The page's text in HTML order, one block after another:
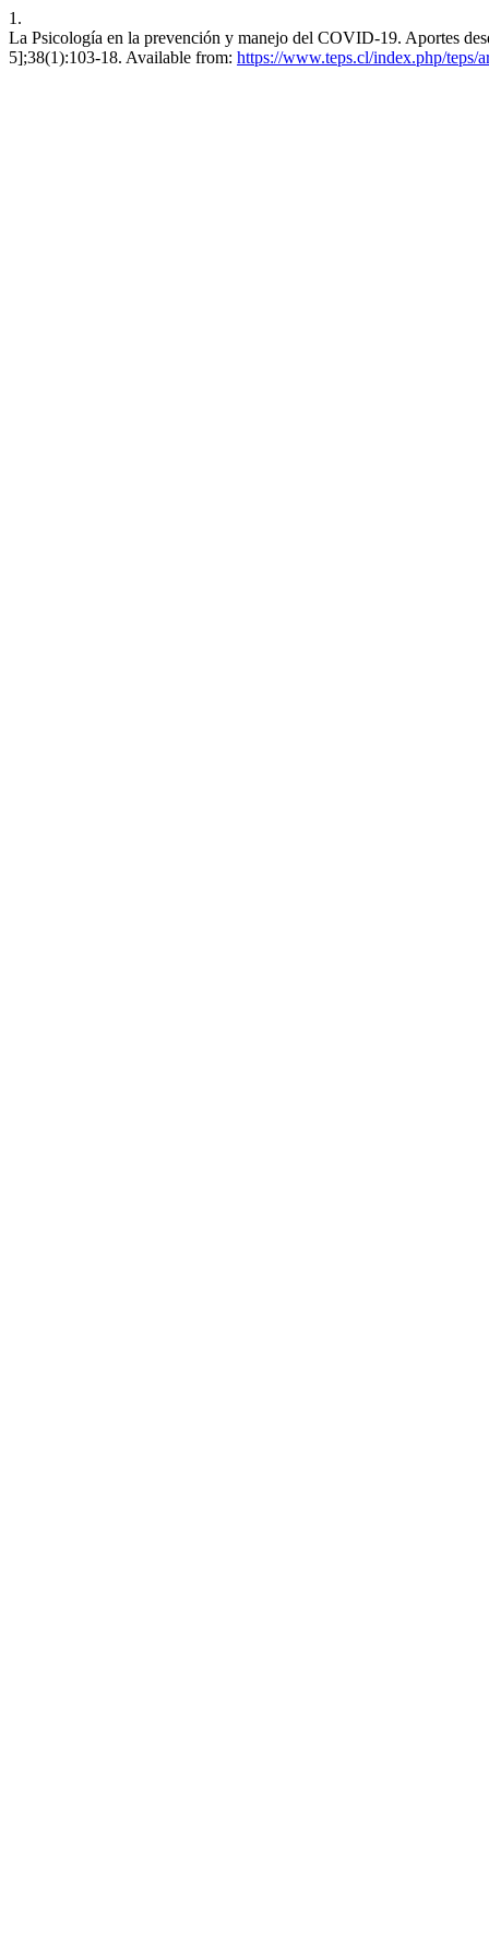
1.
La Psicología en la prevención y manejo del COVID-19. Aportes
5];38(1):103-18. Available from: https://www.teps.cl/index.php/teps/